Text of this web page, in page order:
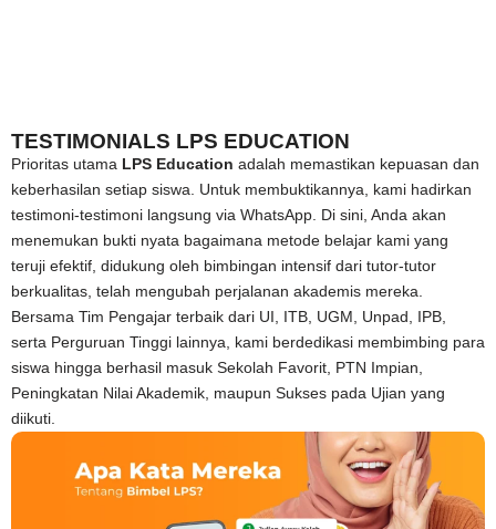
TESTIMONIALS LPS EDUCATION
Prioritas utama LPS Education adalah memastikan kepuasan dan
keberhasilan setiap siswa. Untuk membuktikannya, kami hadirkan
testimoni-testimoni langsung via WhatsApp. Di sini, Anda akan
menemukan bukti nyata bagaimana metode belajar kami yang
teruji efektif, didukung oleh bimbingan intensif dari tutor-tutor
berkualitas, telah mengubah perjalanan akademis mereka.
Bersama Tim Pengajar terbaik dari UI, ITB, UGM, Unpad, IPB,
serta Perguruan Tinggi lainnya, kami berdedikasi membimbing para
siswa hingga berhasil masuk Sekolah Favorit, PTN Impian,
Peningkatan Nilai Akademik, maupun Sukses pada Ujian yang
diikuti.